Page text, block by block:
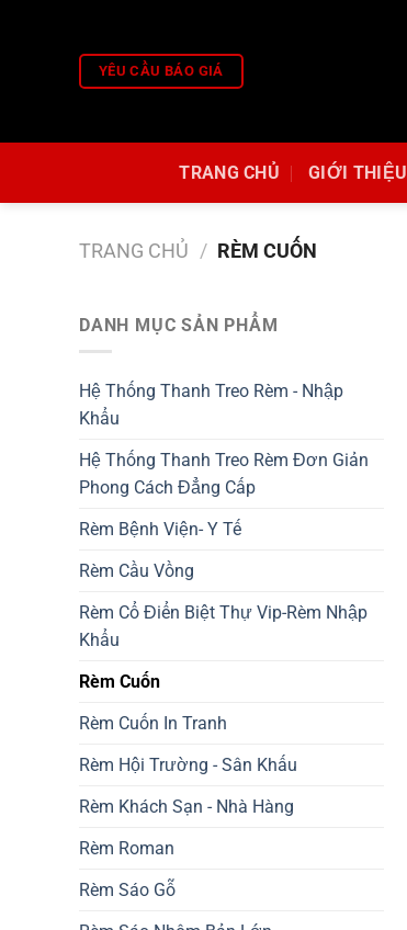
YÊU CẦU BÁO GIÁ
TRANG CHỦ GIỚI THIỆU
TRANG CHỦ / RÈM CUỐN
DANH MỤC SẢN PHẨM
Hệ Thống Thanh Treo Rèm - Nhập
Khẩu
Hệ Thống Thanh Treo Rèm Đơn Giản
Phong Cách Đẳng Cấp
Rèm Bệnh Viện- Y Tế
Rèm Cầu Vồng
Rèm Cổ Điển Biệt Thự Vip-Rèm Nhập
Khẩu
Rèm Cuốn
Rèm Cuốn In Tranh
Rèm Hội Trường - Sân Khấu
Rèm Khách Sạn - Nhà Hàng
Rèm Roman
Rèm Sáo Gỗ